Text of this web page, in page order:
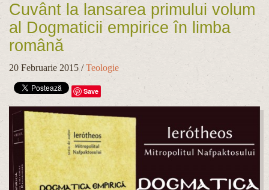
Cuvânt la lansarea primului volum
al Dogmaticii empirice în limba
română
20 Februarie 2015 /Teologie
Save